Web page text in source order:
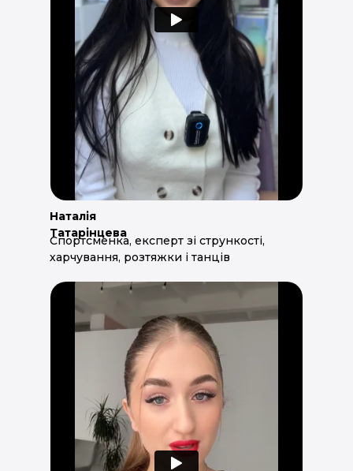
Наталія
Татарінцева
Спортсменка, експерт зі стрункості,
харчування, розтяжки і танців